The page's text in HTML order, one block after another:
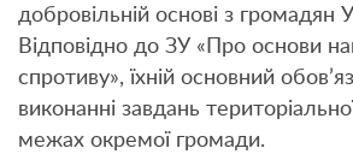
добровільній основі з громадян
Відповідно до ЗУ «Про основи
спротиву», їхній основний
виконанні завдань
межах окремої громади.